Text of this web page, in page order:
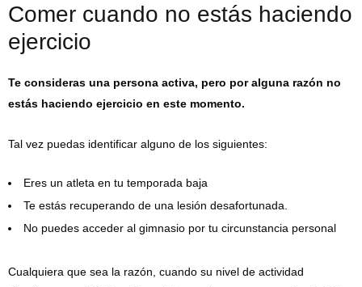
Comer cuando no estás haciendo
ejercicio
Te consideras una persona activa, pero por alguna razón no
estás haciendo ejercicio en este momento.
Tal vez puedas identificar alguno de los siguientes:
Eres un atleta en tu temporada baja
Te estás recuperando de una lesión desafortunada.
No puedes acceder al gimnasio por tu circunstancia personal
Cualquiera que sea la razón, cuando su nivel de actividad